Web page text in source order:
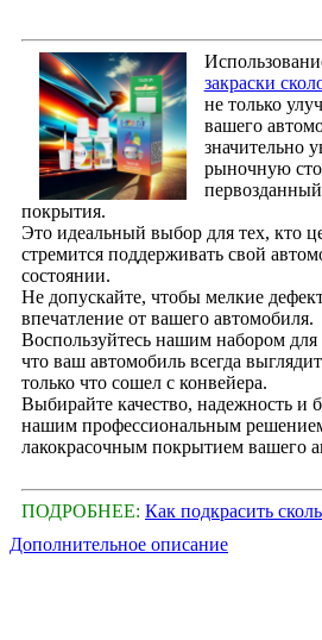
закраски
не только
вашего
значительно
рыночную
покрытия.
Это идеальный выбор для тех, кто
стремится поддерживать свой
состоянии.
Не допускайте, чтобы мелкие
впечатление от вашего автомобиля.
Воспользуйтесь нашим набором для
что ваш автомобиль всегда
только что сошел с конвейера.
Выбирайте качество, надежность и
нашим профессиональным решением
лакокрасочным покрытием вашего
ПОДРОБНЕЕ: Как подкрасить
Дополнительное описание